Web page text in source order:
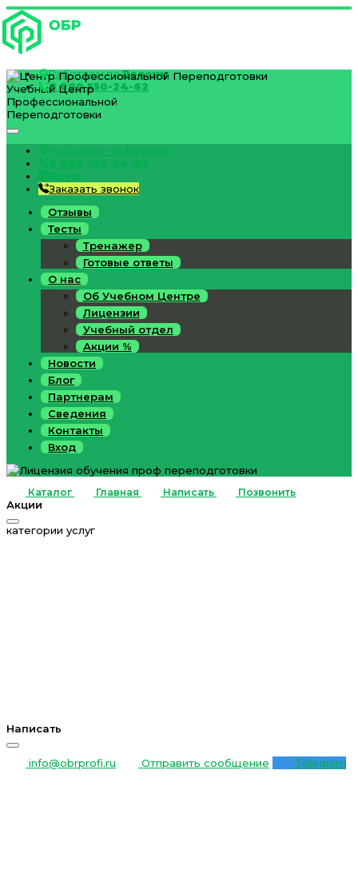
Работаем поРоссии
8 800 550-24-62
Учебный Центр
Профессиональной
Переподготовки
Работаем по России
8 800 550-24-62
Вход
Заказать звонок
Отзывы
Тесты
Тренажер
Готовые ответы
О нас
Об Учебном Центре
Лицензии
Учебный отдел
Акции %
Новости
Блог
Партнерам
Сведения
Контакты
Вход
Каталог Главная Написать Позвонить
Акции
категории услуг
Написать
info@obrprofi.ru Отправить сообщение Telegram